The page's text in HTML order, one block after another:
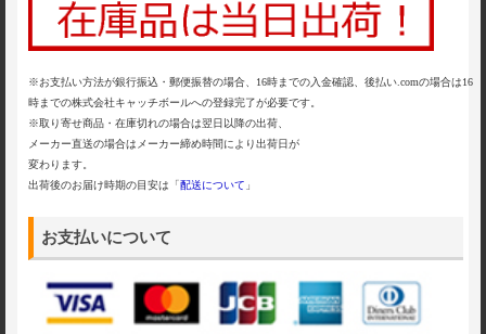
※お支払い方法が銀行振込・郵便振替の場合、16時までの入金確認、後払い.comの場合は16
時までの株式会社キャッチボールへの登録完了が必要です。
※取り寄せ商品・在庫切れの場合は翌日以降の出荷、
メーカー直送の場合はメーカー締め時間により出荷日が
変わります。
出荷後のお届け時期の目安は「 配送について 」
お支払いについて